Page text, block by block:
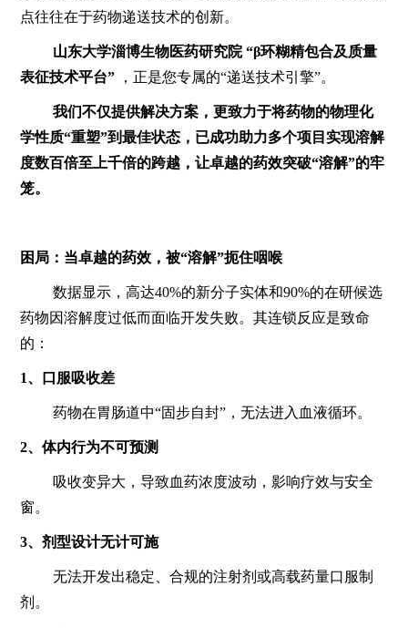
点往往在于药物递送技术的创新。
山东大学淄博生物医药研究院 “β环糊精包合及质量
表征技术平台” ，正是您专属的“递送技术引擎”。
我们不仅提供解决方案，更致力于将药物的物理化
学性质“重塑”到最佳状态，已成功助力多个项目实现溶解
度数百倍至上千倍的跨越，让卓越的药效突破“溶解”的牢
笼。
困局：当卓越的药效，被“溶解”扼住咽喉
数据显示，高达40%的新分子实体和90%的在研候选
药物因溶解度过低而面临开发失败。其连锁反应是致命
的：
1、 口服吸收差
药物在胃肠道中“固步自封”，无法进入血液循环。
2、体内行为不可预测
吸收变异大，导致血药浓度波动，影响疗效与安全
窗。
3、剂型设计无计可施
无法开发出稳定、合规的注射剂或高载药量口服制
剂。